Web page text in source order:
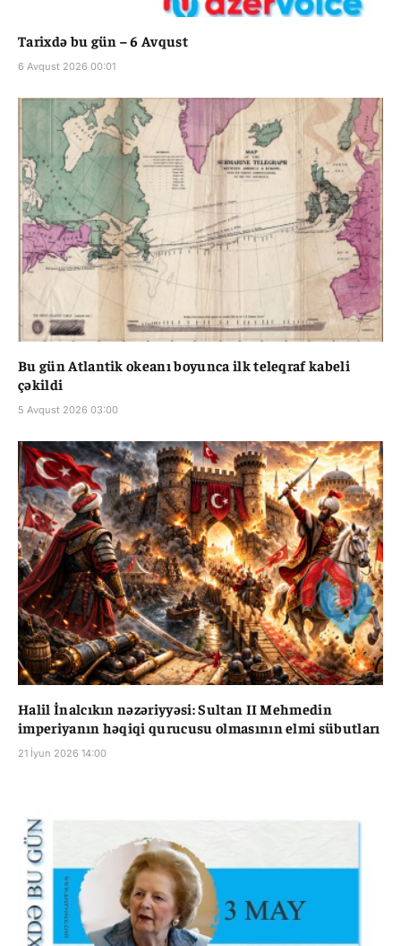
Tarixdə bu gün – 6 Avqust
6 Avqust 2026 00:01
Bu gün Atlantik okeanı boyunca ilk teleqraf kabeli
çəkildi
5 Avqust 2026 03:00
Halil İnalcıkın nəzəriyyəsi: Sultan II Mehmedin
imperiyanın həqiqi qurucusu olmasının elmi sübutları
21 İyun 2026 14:00